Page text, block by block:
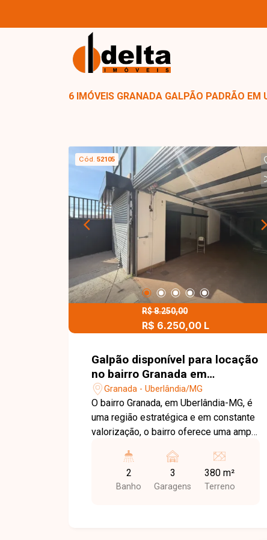
6 IMÓVEIS GRANADA GALPÃO PADRÃO EM
Cód. 52105
R$ 8.250,00
R$ 6.250,00 L
Galpão disponível para locação
no bairro Granada em
Uberlândia-MG
Granada - Uberlândia/MG
O bairro Granada, em Uberlândia-MG, é
uma região estratégica e em constante
valorização, o bairro oferece uma ampla
bancos e opções de alimentação,
sendo uma excelente escolha para
empresas que buscam visibilidade,
2
Banho
3
Garagens
380 m²
Terreno